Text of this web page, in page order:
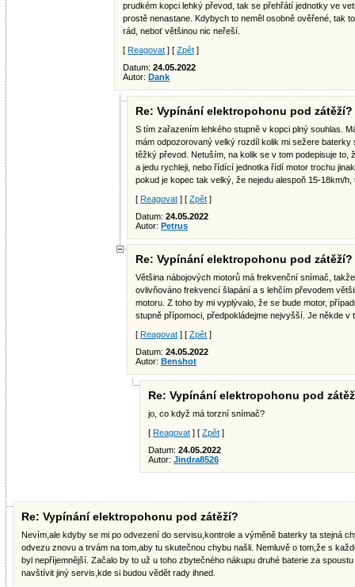
prudkém kopci lehký převod, tak se přehřátí jednotky ve
prostě nenastane. Kdybych to neměl osobně ověřené, tak
rád, neboť většinou nic neřeší.
[ Reagovat ] [ Zpět ]
Datum: 24.05.2022
Autor: Dank
Re: Vypínání elektropohonu pod zátěží?
S tím zařazením lehkého stupně v kopci plný souhlas.
mám odpozorovaný velký rozdíl kolik mi sežere baterky
těžký převod. Netuším, na kolik se v tom podepisuje to,
a jedu rychleji, nebo řídící jednotka řídí motor trochu
pokud je kopec tak velký, že nejedu alespoň 15-18km/
[ Reagovat ] [ Zpět ]
Datum: 24.05.2022
Autor: Petrus
Re: Vypínání elektropohonu pod zátěží?
Většina nábojových motorů má frekvenční snímač,
ovlivňováno frekvencí šlapání a s lehčím převodem
motoru. Z toho by mi vyplývalo, že se bude motor,
stupně přípomoci, předpokládejme nejvyšší. Je někde v
[ Reagovat ] [ Zpět ]
Datum: 24.05.2022
Autor: Benshot
Re: Vypínání elektropohonu pod
jo, co když má torzní snímač?
[ Reagovat ] [ Zpět ]
Datum: 24.05.2022
Autor: Jindra8526
Re: Vypínání elektropohonu pod zátěží?
Nevím,ale kdyby se mi po odvezení do servisu,kontrole a výměně baterky ta stejná
odvezu znovu a trvám na tom,aby tu skutečnou chybu našli. Nemluvě o tom,že s
byl nepříjemnější. Začalo by to už u toho zbytečného nákupu druhé baterie za
navštívit jiný servis,kde si budou vědět rady ihned.